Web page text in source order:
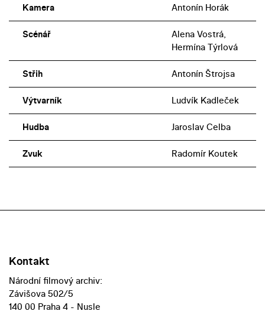
Kamera Antonín Horák
Scénář
Alena Vostrá,
Hermína Týrlová
Střih Antonín Štrojsa
Výtvarník Ludvík Kadleček
Hudba Jaroslav Celba
Zvuk Radomír Koutek
Kontakt
Národní filmový archiv:
Závišova 502/5
140 00 Praha 4 - Nusle